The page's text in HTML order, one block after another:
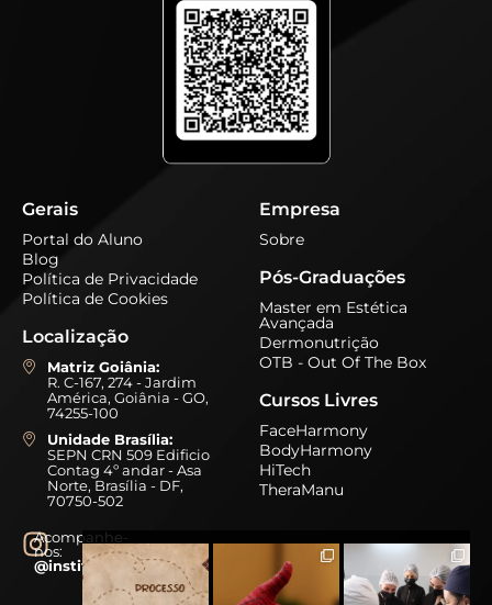
Gerais
Portal do Aluno
Blog
Política de Privacidade
Política de Cookies
Localização
Matriz Goiânia:
R. C-167, 274 - Jardim
América, Goiânia - GO,
74255-100
Unidade Brasília:
SEPN CRN 509 Edificio
Contag 4º andar - Asa
Norte, Brasília - DF,
70750-502
Empresa
Sobre
Pós-Graduações
Master em Estética
Avançada
Dermonutrição
OTB - Out Of The Box
Cursos Livres
FaceHarmony
BodyHarmony
HiTech
TheraManu
Acompanhe-
nos:
@instituto.iese